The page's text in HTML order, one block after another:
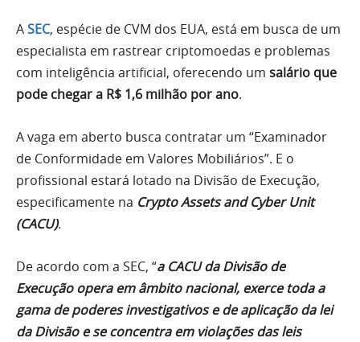
ASEC, espécie de CVM dos EUA, está em busca de um
especialista em rastrear criptomoedas e problemas
com inteligência artificial, oferecendo um salário que
pode chegar a R$ 1,6 milhão por ano.
A vaga em aberto busca contratar um “Examinador
de Conformidade em Valores Mobiliários”. E o
profissional estará lotado na Divisão de Execução,
especificamente na Crypto Assets and Cyber Unit
(CACU).
De acordo com a SEC, “a CACU da Divisão de
Execução opera em âmbito nacional, exerce toda a
gama de poderes investigativos e de aplicação da lei
da Divisão e se concentra em violações das leis